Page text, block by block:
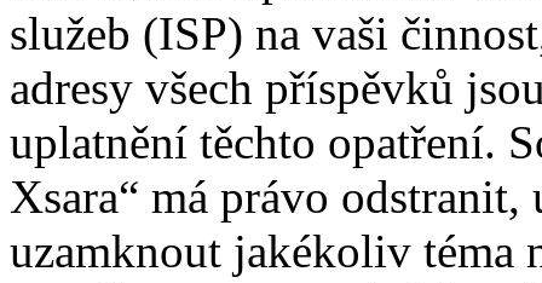
služeb (ISP) na vaši
adresy všech příspěvků
uplatnění těchto opatření.
Xsara“ má právo
uzamknout jakékoliv téma